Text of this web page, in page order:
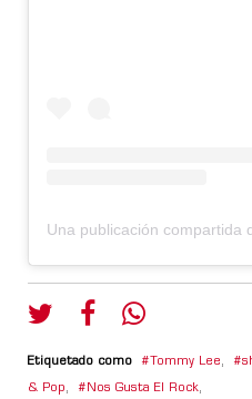
Una publicación compartida
Etiquetado como Tommy Lee,
& Pop, Nos Gusta El Rock,